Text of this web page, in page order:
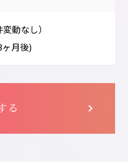
動なし）
月後)
る